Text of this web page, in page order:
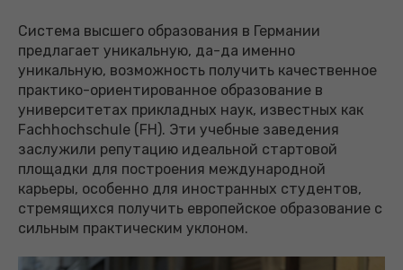
Система высшего образования в Германии
предлагает уникальную, да-да именно
уникальную, возможность получить качественное
практико-ориентированное образование в
университетах прикладных наук, известных как
Fachhochschule (FH). Эти учебные заведения
заслужили репутацию идеальной стартовой
площадки для построения международной
карьеры, особенно для иностранных студентов,
стремящихся получить европейское образование с
сильным практическим уклоном.